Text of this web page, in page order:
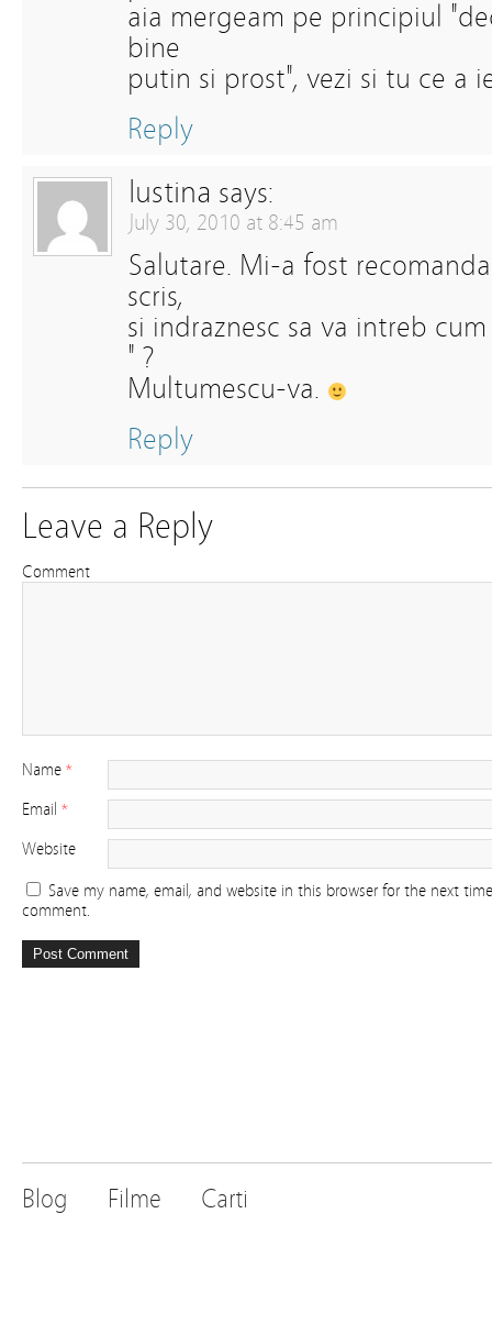
aia mergeam pe principiul
bine
putin si prost", vezi si tu ce a
Reply
Iustina says:
July 30, 2010 at 8:45 am
Salutare. Mi-a fost
scris,
si indraznesc sa va intreb
" ?
Multumescu-va.
Reply
Leave a Reply
Comment
Name *
Email *
Website
Save my name, email, and website in this browser for the next
comment.
Blog Filme Carti